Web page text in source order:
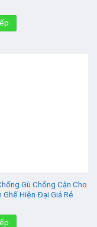
Gù Chống Cận Cho
Ghế Hiện Đại Giá Rẻ